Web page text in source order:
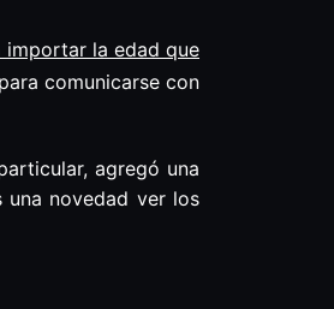
importar la edad que
comunicarse con
agregó una
una novedad ver los